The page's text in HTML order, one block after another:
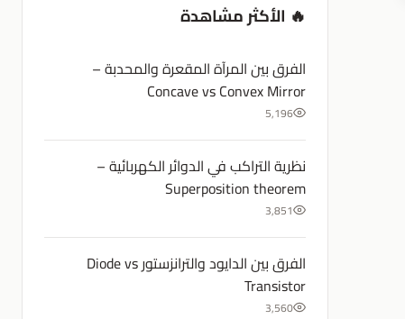
🔥 الأكثر مشاهدة
الفرق بين المرآة المقعرة والمحدبة –
Concave vs Convex Mirror
5,196
نظرية التراكب في الدوائر الكهربائية –
Superposition theorem
3,851
الفرق بين الدايود والترانزستور Diode vs
Transistor
3,560